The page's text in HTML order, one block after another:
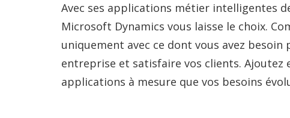
Avec ses applications métier intelligentes
Microsoft Dynamics vous laisse le choix.
uniquement avec ce dont vous avez
entreprise et satisfaire vos clients. Ajoutez
applications à mesure que vos besoins